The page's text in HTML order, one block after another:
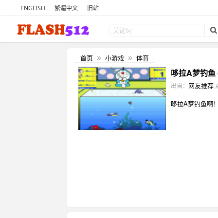
ENGLISH 繁體中文 旧站
首页 » 小游戏 » 体育
哆拉A梦钓
出自： 网友推荐
哆拉A梦钓鱼啊